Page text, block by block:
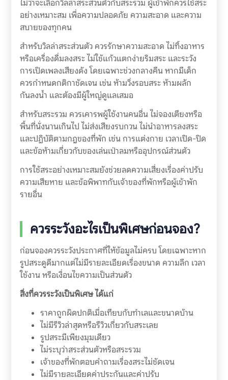
ไม่ว่าจะเลือกวิลล่าสระส่วนตัวกับสระรวม ผู้เข้าพักควรใช้สระ
อย่างเหมาะสม เพื่อความปลอดภัย ความสะอาด และความ
สบายของทุกคน
สำหรับวิลล่าสระส่วนตัว ควรรักษาความสะอาด ไม่ทิ้งอาหาร
หรือเครื่องดื่มลงสระ ไม่ใช้แก้วแตกง่ายริมสระ และระวัง
การเปิดเพลงเสียงดัง โดยเฉพาะช่วงกลางคืน หากมีเด็ก
ควรกำหนดกติกาชัดเจน เช่น ห้ามวิ่งรอบสระ ห้ามผลัก
กันลงน้ำ และต้องมีผู้ใหญ่ดูแลเสมอ
สำหรับสระรวม ควรเคารพผู้ใช้งานคนอื่น ไม่จองเตียงหรือ
พื้นที่นั่งนานเกินไป ไม่ส่งเสียงรบกวน ไม่นำอาหารลงสระ
และปฏิบัติตามกฎของที่พัก เช่น การแต่งกาย เวลาเปิด-ปิด
และข้อห้ามเกี่ยวกับของเล่นเป่าลมหรืออุปกรณ์ส่วนตัว
การใช้สระอย่างเหมาะสมยังช่วยลดความเสี่ยงเรื่องค่าปรับ
ความเสียหาย และข้อพิพาทกับเจ้าของที่พักหรือผู้เข้าพัก
รายอื่น
ควรระวังอะไรเป็นพิเศษก่อนจอง?
ก่อนจองควรระวังประกาศที่ให้ข้อมูลไม่ครบ โดยเฉพาะหาก
รูปสระดูดีมากแต่ไม่มีรายละเอียดเรื่องขนาด ความลึก เวลา
ใช้งาน หรือเงื่อนไขความเป็นส่วนตัว
สิ่งที่ควรระวังเป็นพิเศษ ได้แก่
ราคาถูกผิดปกติเมื่อเทียบกับทำเลและขนาดบ้าน
ไม่มีรีวิวล่าสุดหรือรีวิวเกี่ยวกับสระเลย
รูปสระมีเพียงมุมเดียว
ไม่ระบุว่าสระส่วนตัวหรือสระรวม
เจ้าของที่พักตอบคำถามเรื่องสระไม่ชัดเจน
ไม่มีรายละเอียดค่าประกันและค่าปรับ